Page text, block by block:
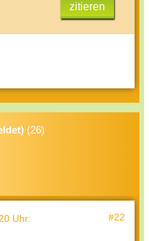
zitieren
(26)
Uhr: #22